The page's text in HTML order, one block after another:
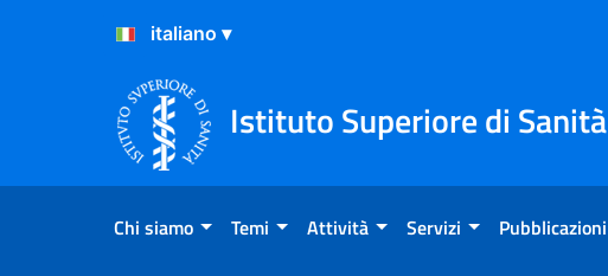
Salta al Contenuto
Salta al Footer
Istituto Superiore di Sanità
Chi siamo Temi Attività Servizi Pubblicazioni